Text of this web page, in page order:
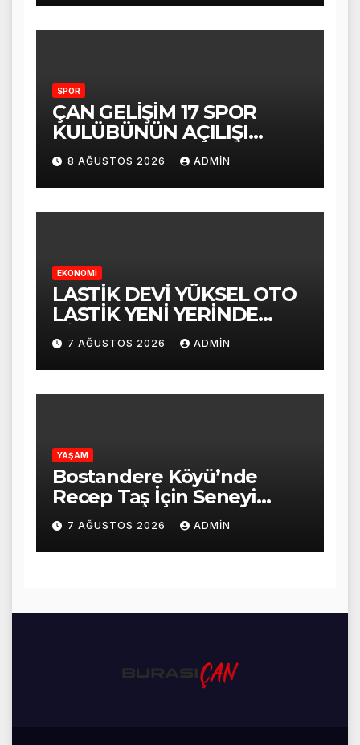
SPOR
ÇAN GELİŞİM 17 SPOR
KULÜBÜNÜN AÇILIŞI
COŞKUYLA
GERÇEKLEŞTİRİLDİ
8 AĞUSTOS 2026 ADMIN
EKONOMİ
LASTİK DEVİ YÜKSEL OTO
LASTİK YENİ YERİNDE
HİZMET VERMEYE
BAŞLADI
7 AĞUSTOS 2026 ADMIN
YAŞAM
Bostandere Köyü’nde
Recep Taş İçin Seneyi
Devriye Mevlid-i Şerif
Programı Düzenlendi
7 AĞUSTOS 2026 ADMIN